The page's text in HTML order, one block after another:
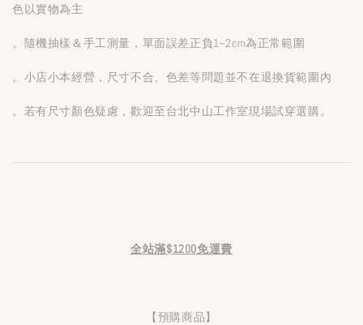
色以實物為主
。隨機抽樣＆手工測量，單面誤差正負1~2cm為正常範圍
。小店小本經營，尺寸不合、色差等問題並不在退換貨範圍內
。若有尺寸顏色疑慮，歡迎至台北中山工作室現場試穿選購。
全站滿$1200免運費
【預購商品】